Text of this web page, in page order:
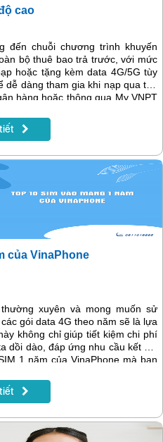
cao
đến chuỗi chương trình khuyến
bộ thuê bao trả trước, với mức
hoặc tặng kèm data 4G/5G tùy
dàng tham gia khi nạp qua thẻ
hàng hoặc thông qua My VNPT
bài viết dưới đây!
của VinaPhone
xuyên và mong muốn sử
gói data 4G theo năm sẽ là lựa
không chỉ giúp tiết kiệm chi phí
dồi dào, đáp ứng nhu cầu kết nối
1 năm của VinaPhone mà bạn